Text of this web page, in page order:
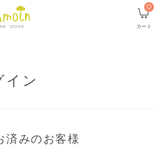
STORE カート
0
イン
済みのお客様